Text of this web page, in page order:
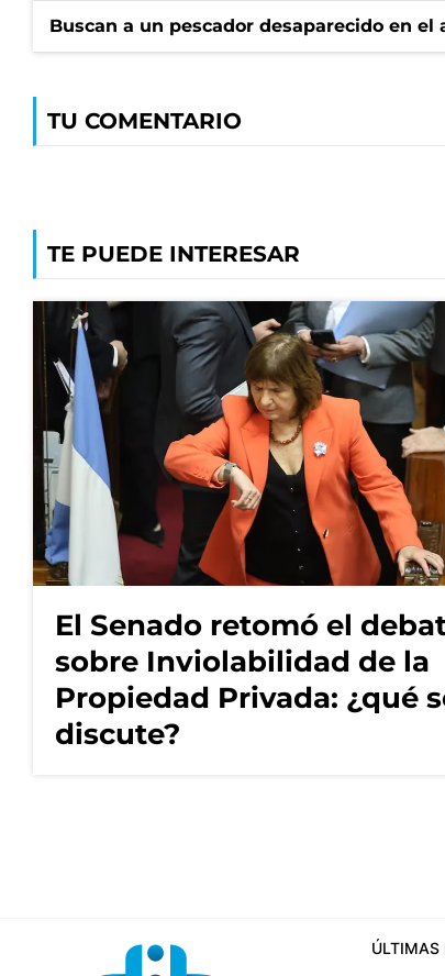
Buscan a un pescador desaparecido en el
TU COMENTARIO
TE PUEDE INTERESAR
El Senado retomó el
sobre Inviolabilidad de la
Propiedad Privada: ¿qué
discute?
ÚLTIMAS